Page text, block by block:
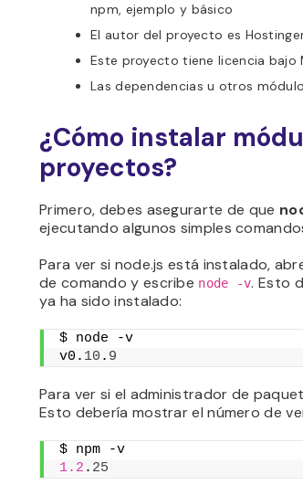
npm, ejemplo y básico
El autor del proyecto es
Este proyecto tiene licencia bajo
Las dependencias u otros
¿Cómo instalar
proyectos?
Primero, debes asegurarte de que
ejecutando algunos simples
Para ver si node.js está instalado,
de comando y escribe node -v. Esto
ya ha sido instalado:
$ node -v
v0. 10 . 9
Para ver si el administrador de
Esto debería mostrar el número de
$ npm -v
1.2 . 25